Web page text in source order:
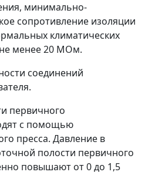
минимально-
сопротивление изоляции
климатических
менее 20 МОм.
соединений
первичного
с помощью
пресса. Давление в
полости первичного
повышают от 0 до 1,5